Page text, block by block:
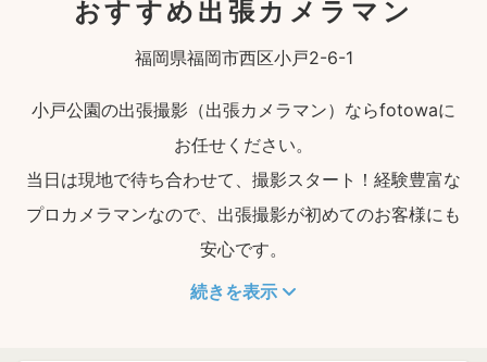
おすすめ出張カメラマン
福岡県福岡市西区小戸2-6-1
小戸公園の出張撮影（出張カメラマン）ならfotowaに
お任せください。
当日は現地で待ち合わせて、撮影スタート！経験豊富な
プロカメラマンなので、出張撮影が初めてのお客様にも
安心です。
続きを表示